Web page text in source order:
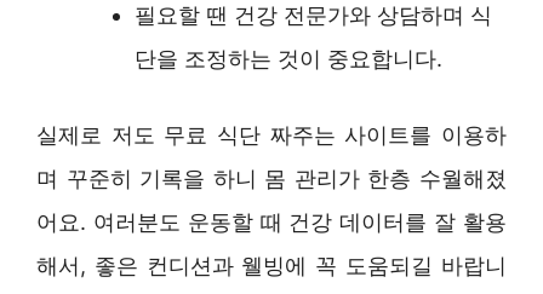
필요할 땐 건강 전문가와 상담하며 식
단을 조정하는 것이 중요합니다.
실제로 저도 무료 식단 짜주는 사이트를 이용하
며 꾸준히 기록을 하니 몸 관리가 한층 수월해졌
어요. 여러분도 운동할 때 건강 데이터를 잘 활용
해서, 좋은 컨디션과 웰빙에 꼭 도움되길 바랍니